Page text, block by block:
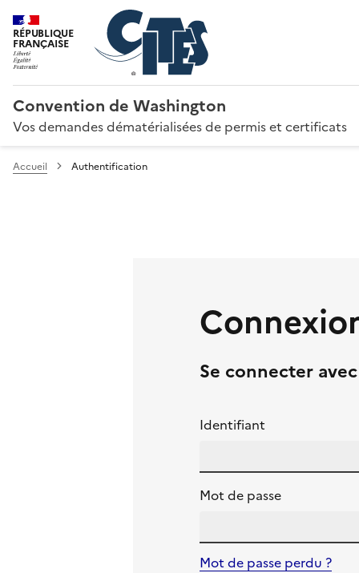
RÉPUBLIQUE
FRANÇAISE
Convention de Washington
Vos demandes dématérialisées de permis et certificats
Accueil Authentification
Se connecter
Identifiant
Mot de passe
Mot de passe perdu ?